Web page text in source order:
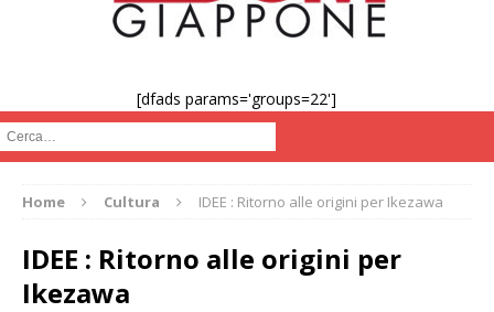
[dfads params='groups=22']
Cerca :
Home Cultura IDEE : Ritorno alle origini per Ikezawa
IDEE : Ritorno alle origini per
Ikezawa